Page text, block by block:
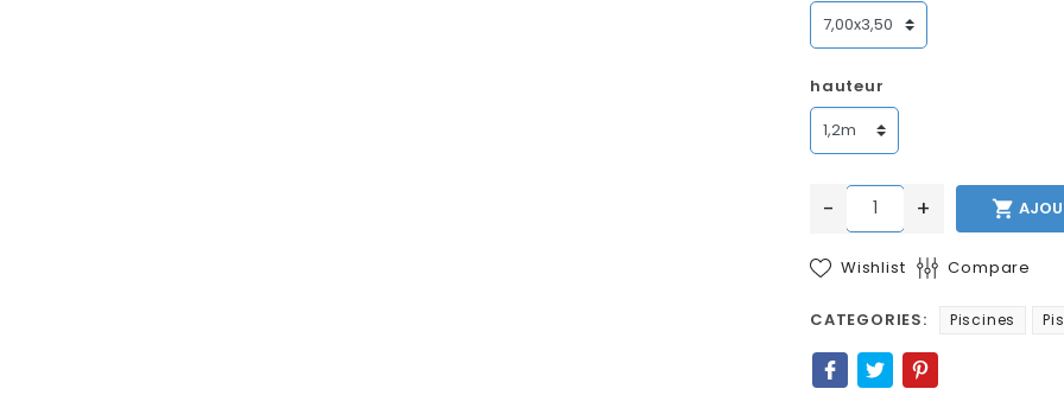
hauteur
- + 
Wishlist Compare
CATEGORIES: Piscines